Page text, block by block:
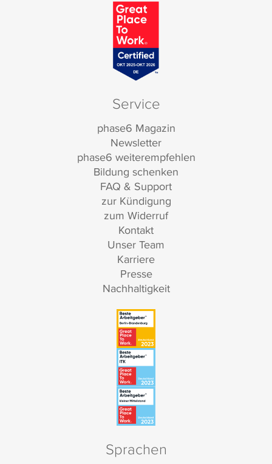
Service
phase6 Magazin
Newsletter
phase6 weiterempfehlen
Bildung schenken
FAQ & Support
zur Kündigung
zum Widerruf
Kontakt
Unser Team
Karriere
Presse
Nachhaltigkeit
Sprachen